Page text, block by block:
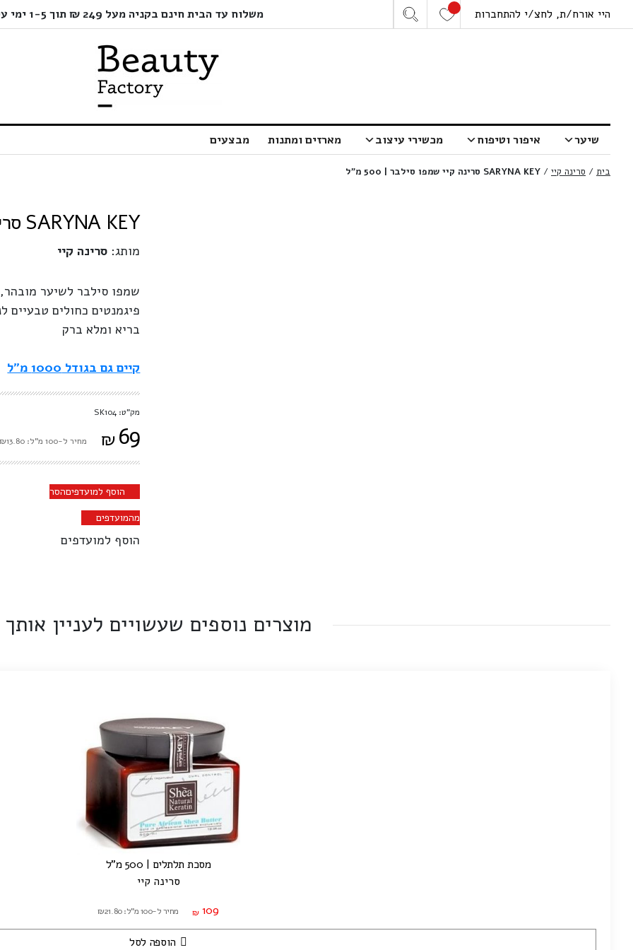
היי אורח/ת, לחצ/י להתחברות משלוח עד הבית חינם בקניה מעל 249 ₪ תוך 1-5 ימי עסקים בלבד!
שיער איפור וטיפוח מכשירי עיצוב מארזים ומתנות מבצעים
בית / סרינה קיי / SARYNA KEY סרינה קיי שמפו סילבר | 500 מ”ל
SARYNA KEY סרינה קיי שמפו סילבר | 500 מ"ל
מותג: סרינה קיי
שמפו סילבר לשיער
פיגמנטים כחולים
בריא ומלא ברק
קיים גם בגודל 1000 מ"ל
מק"ט: SK104
₪69 מחיר ל-100 מ"ל: ₪13.80
הוסף למועדפיםהסר
מהמועדפים
הוסף למועדפים
מוצרים נוספים שעשויים לעניין אותך
מסכת תלתלים | 500 מ"ל
סרינה קיי
₪ 109 מחיר ל-100 מ"ל: ₪21.80
הוספה לסל